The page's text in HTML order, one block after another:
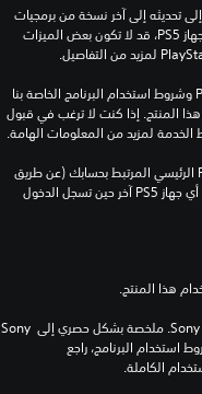
للعب هذه اللعبة على جهاز PS5، قد يحتاج جهازك إلى تحديثه إلى آخر نسخة من برمجيات
النظام. بالرغم من إمكانية لعب هذه اللعبة على جهاز PS5، قد لا تكون بعض الميزات
بالإضافة إلى أي أحكام إضافية محددة تطبق على هذا المنتج. إذا كنت لا ترغب في قبول
الخدمة لمزيد من المعلومات الهامة.
يمكنك تنزيل هذا المحتوى وتشغيله على جهاز PS5 الرئيسي المرتبط بحسابك (عن طريق
إعداد "مشاركة الجهاز واللعب بدون اتصال") وعلى أي جهاز PS5 آخر حين تسجل الدخول
برامج مكتبة ©Sony Interactive Entertainment Inc. ملخصة بشكل حصري إلى Sony